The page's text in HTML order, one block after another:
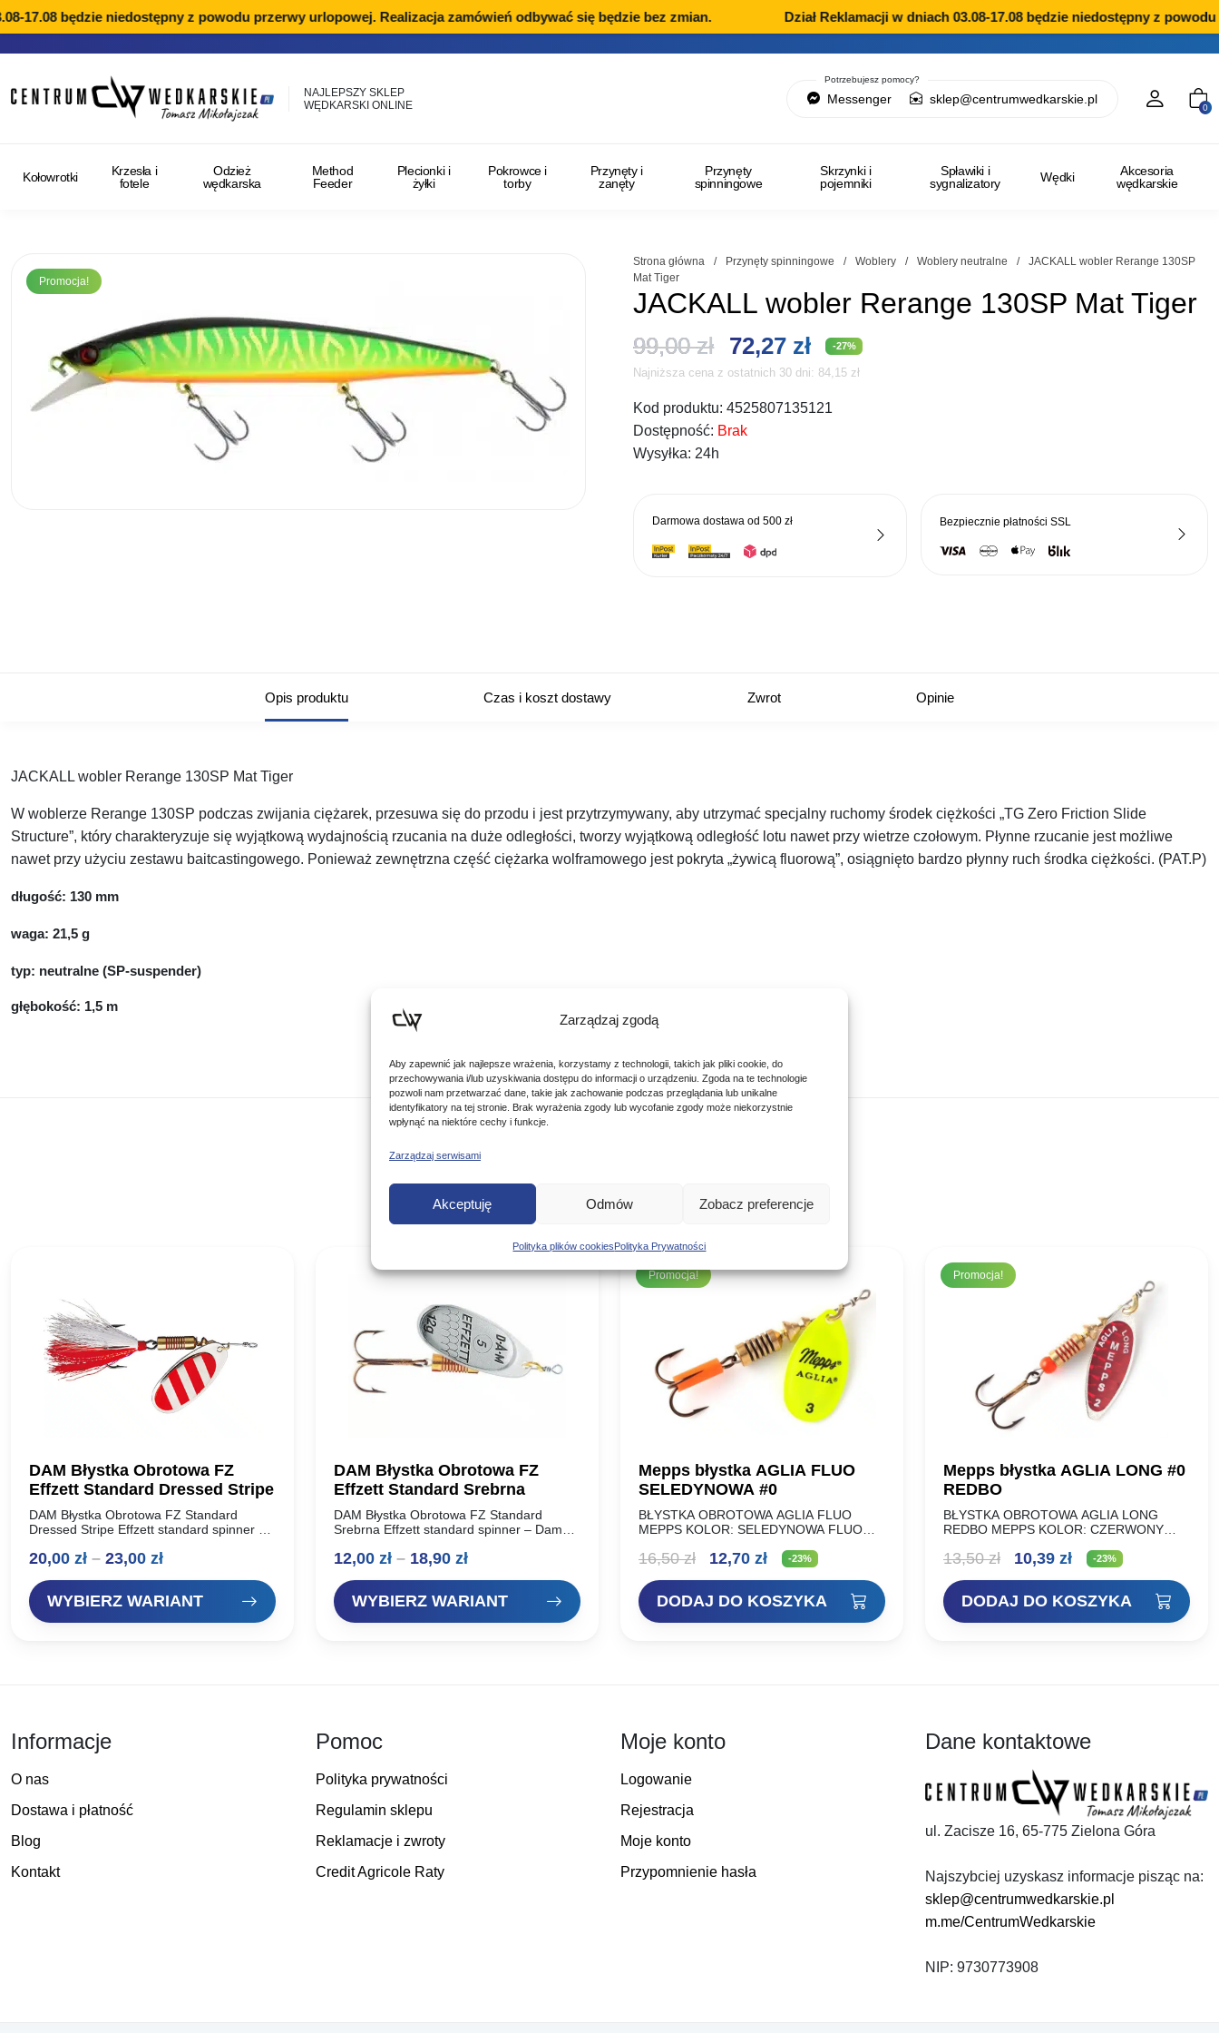
Zarządzaj zgodą
Aby zapewnić jak najlepsze wrażenia, korzystamy z technologii, takich jak pliki cookie, do
przechowywania i/lub uzyskiwania dostępu do informacji o urządzeniu. Zgoda na te technologie
pozwoli nam przetwarzać dane, takie jak zachowanie podczas przeglądania lub unikalne
identyfikatory na tej stronie. Brak wyrażenia zgody lub wycofanie zgody może niekorzystnie
wpłynąć na niektóre cechy i funkcje.
Zarządzaj serwisami
Akceptuję Odmów Zobacz preferencje
Polityka plików cookiesPolityka Prywatności
17.08 będzie niedostępny z powodu przerwy urlopowej. Realizacja zamówień odbywać się będzie bez zmian. Dział Reklamacji w dniach 03.08-17.08 będzie niedostępny z
NAJLEPSZY SKLEP
WĘDKARSKI ONLINE
Potrzebujesz pomocy?
Messenger sklep@centrumwedkarskie.pl
0
Kołowrotki
Krzesła i
fotele
Odzież
wędkarska
Method
Feeder
Plecionki i
żyłki
Pokrowce i
torby
Przynęty i
zanęty
Przynęty
spinningowe
Skrzynki i
pojemniki
Spławiki i
sygnalizatory
Wędki
Akcesoria
wędkarskie
Promocja!
Strona główna / Przynęty spinningowe / Woblery / Woblery neutralne /
JACKALL wobler Rerange 130SP
Mat Tiger
JACKALL wobler Rerange 130SP Mat Tiger
99,00zł Pierwotna
cena
wynosiła:
72,27 złAktualna
cena
wynosi:
-27%
Najniższa cena z ostatnich 30 dni: 84,15 zł
Kod produktu:4525807135121
Dostępność: Brak
Wysyłka:24h
Darmowa dostawa od500 zł Bezpiecznie płatnościSSL
Opis produktu Czas i koszt dostawy Zwrot Opinie
JACKALL wobler Rerange 130SP Mat Tiger
W woblerze Rerange 130SP podczas zwijania ciężarek, przesuwa się do przodu i jest przytrzymywany, aby utrzymać specjalny ruchomy środek ciężkości „TG Zero Friction Slide
Structure”, który charakteryzuje się wyjątkową wydajnością rzucania na duże odległości, tworzy wyjątkową odległość lotu nawet przy wietrze czołowym. Płynne rzucanie jest możliwe
nawet przy użyciu zestawu baitcastingowego. Ponieważ zewnętrzna część ciężarka wolframowego jest pokryta „żywicą fluorową”, osiągnięto bardzo płynny ruch środka ciężkości. (PAT.P)
długość: 130 mm
waga: 21,5 g
typ: neutralne (SP-suspender)
głębokość: 1,5 m
Podobne produkty
Poznaj podobne produkty, które mogą Ci się spodobać
DAM Błystka Obrotowa FZ
Effzett Standard Dressed Stripe
DAM Błystka Obrotowa FZ Standard
Dressed Stripe Effzett standard spinner –
producenta, oferta dla wymagających
skuteczne…
20,00 zł – 23,00 złZakres
cen:
od
WYBIERZ WARIANT
DAM Błystka Obrotowa FZ
Effzett Standard Srebrna
DAM Błystka Obrotowa FZ Standard
Srebrna Effzett standard spinner – Dam
producenta, oferta dla wymagających
skuteczne na…
12,00 zł – 18,90 złZakres
cen:
od
WYBIERZ WARIANT
Promocja!
Mepps błystka AGLIA FLUO
SELEDYNOWA #0
BŁYSTKA OBROTOWA AGLIA FLUO
MEPPS KOLOR: SELEDYNOWA FLUO
NR 1 3,5 g NR 2 4,5…
16,50zł
Pierwotna
cena
wynosiła:
12,70 złAktualna
cena
wynosi:
-23%
DODAJ DO KOSZYKA
Promocja!
Mepps błystka AGLIA LONG #0
REDBO
BŁYSTKA OBROTOWA AGLIA LONG
REDBO MEPPS KOLOR: CZERWONY
2,5g NR 1 4,5g NR 1+ 6g NR 2…
13,50zł
Pierwotna
cena
wynosiła:
10,39 złAktualna
cena
wynosi:
-23%
DODAJ DO KOSZYKA
Informacje
O nas
Dostawa i płatność
Blog
Kontakt
Pomoc
Polityka prywatności
Regulamin sklepu
Reklamacje i zwroty
Credit Agricole Raty
Moje konto
Logowanie
Rejestracja
Moje konto
Przypomnienie hasła
Dane kontaktowe
ul. Zacisze 16, 65-775 Zielona Góra
Najszybciej uzyskasz informacje pisząc na:
sklep@centrumwedkarskie.pl
m.me/CentrumWedkarskie
NIP: 9730773908